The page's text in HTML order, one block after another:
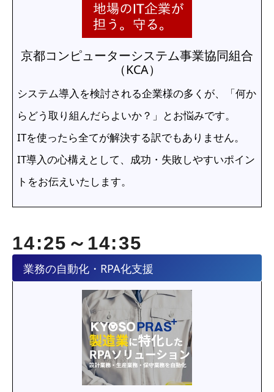
京都コンピューターシステム事業協同組合
（KCA）
システム導入を検討される企業様の多くが、「何か
らどう取り組んだらよいか？」とお悩みです。
ITを使ったら全てが解決する訳でもありません。
IT導入の心構えとして、成功・失敗しやすいポイン
トをお伝えいたします。
14:25～14:35
業務の自動化・RPA化支援